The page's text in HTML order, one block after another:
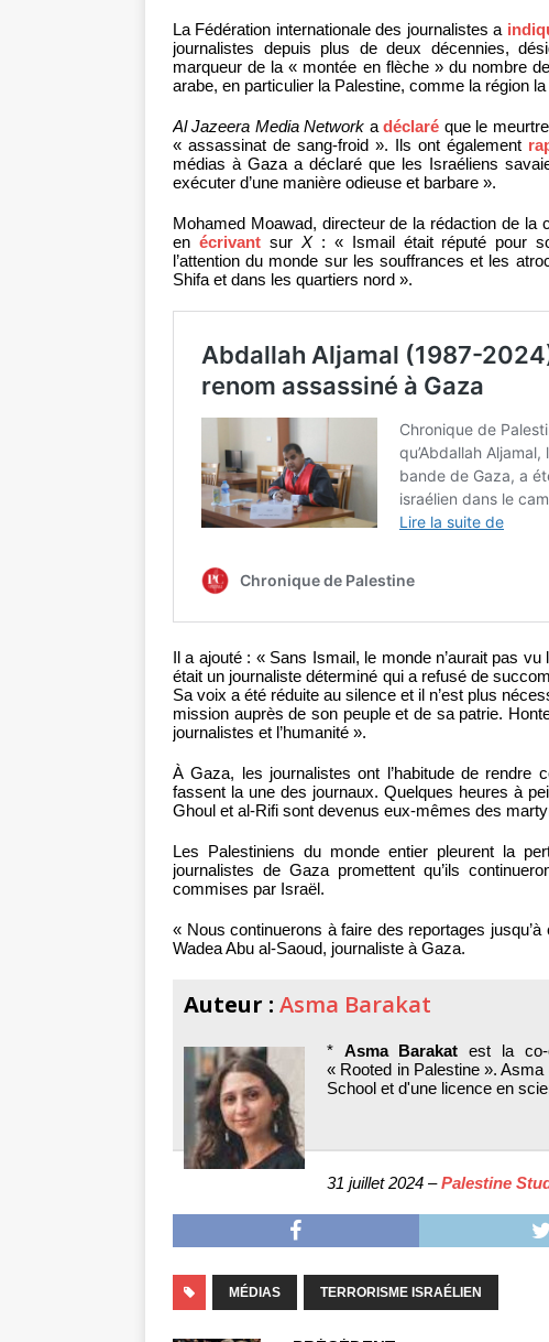
La Fédération internationale des journalistes a
journalistes depuis plus de deux décennies,
marqueur de la « montée en flèche » du nombre
arabe, en particulier la Palestine, comme la région
Al Jazeera Media Network adéclaré que le
« assassinat de sang-froid ». Ils ont également
médias à Gaza a déclaré que les Israéliens
exécuter d’une manière odieuse et barbare ».
Mohamed Moawad, directeur de la rédaction de
en écrivantsur X: « Ismail était réputé pour
l’attention du monde sur les souffrances et les
Shifa et dans les quartiers nord ».
Il a ajouté : « Sans Ismail, le monde n’aurait pas
était un journaliste déterminé qui a refusé de
Sa voix a été réduite au silence et il n’est plus
mission auprès de son peuple et de sa patrie.
journalistes et l’humanité ».
À Gaza, les journalistes ont l’habitude de rendre
fassent la une des journaux. Quelques heures à
Ghoul et al-Rifi sont devenus eux-mêmes des
Les Palestiniens du monde entier pleurent la
journalistes de Gaza promettent qu’ils
commises par Israël.
« Nous continuerons à faire des reportages
Wadea Abu al-Saoud, journaliste à Gaza.
Auteur : Asma Barakat
* Asma Barakat est la co-
« Rooted in Palestine ».
School et d'une licence en
31 juillet 2024 –Palestine
MÉDIAS TERRORISME ISRAÉLIEN